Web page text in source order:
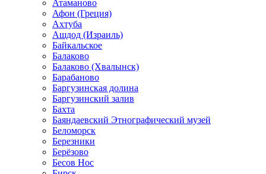
Атаманово
Афон (Греция)
Ахтуба
Ашдод (Израиль)
Байкальское
Балаково
Балаково (Хвалынск)
Барабаново
Баргузинская долина
Баргузинский залив
Бахта
Баяндаевский Этнографический музей
Беломорск
Березники
Берёзово
Бесов Нос